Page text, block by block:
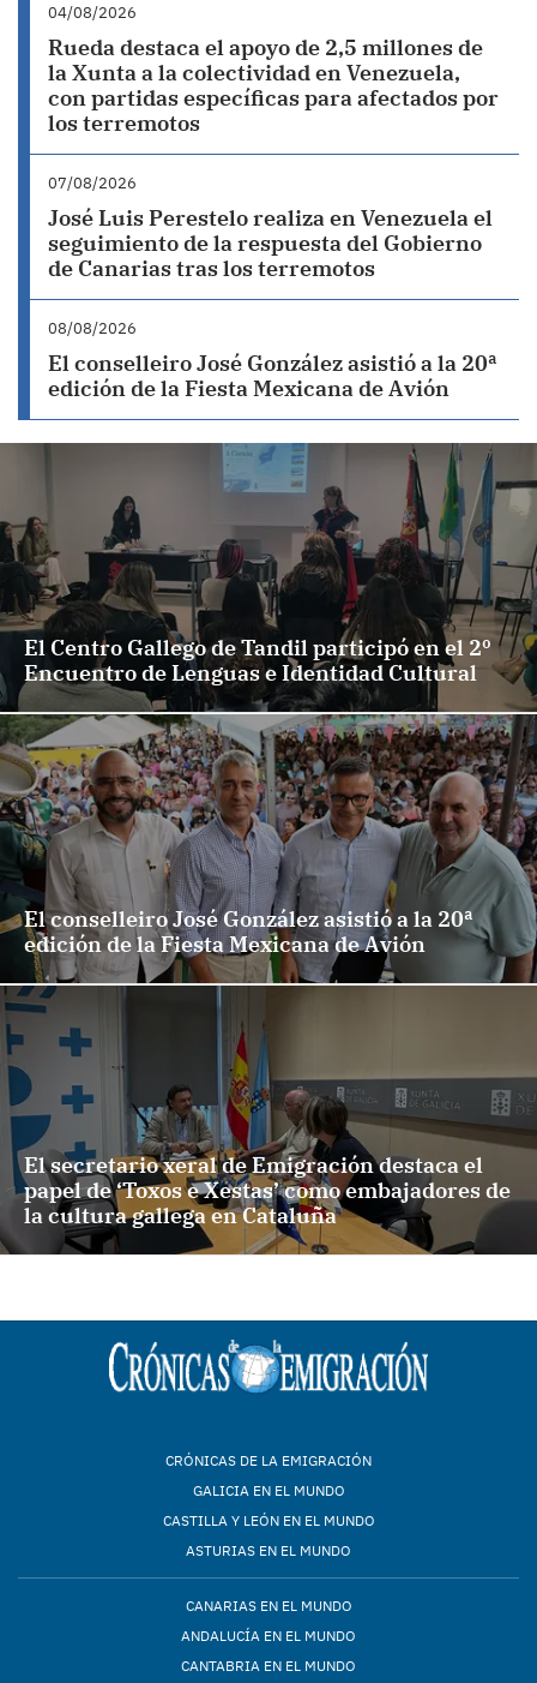
04/08/2026
Rueda destaca el apoyo de 2,5 millones de
la Xunta a la colectividad en Venezuela,
con partidas específicas para afectados por
los terremotos
07/08/2026
José Luis Perestelo realiza en Venezuela el
seguimiento de la respuesta del Gobierno
de Canarias tras los terremotos
08/08/2026
El conselleiro José González asistió a la 20ª
edición de la Fiesta Mexicana de Avión
El Centro Gallego de Tandil participó en el 2º
Encuentro de Lenguas e Identidad Cultural
El conselleiro José González asistió a la 20ª
edición de la Fiesta Mexicana de Avión
El secretario xeral de Emigración destaca el
papel de ‘Toxos e Xestas’ como embajadores de
la cultura gallega en Cataluña
CRÓNICAS DE LA EMIGRACIÓN
GALICIA EN EL MUNDO
CASTILLA Y LEÓN EN EL MUNDO
ASTURIAS EN EL MUNDO
CANARIAS EN EL MUNDO
ANDALUCÍA EN EL MUNDO
CANTABRIA EN EL MUNDO